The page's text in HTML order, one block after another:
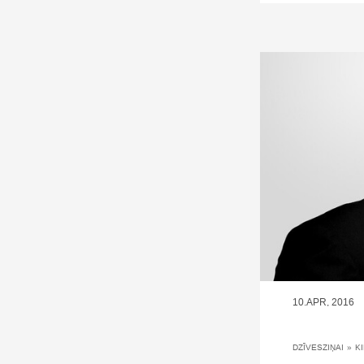
10.APR, 2016
DZĪVESZIŅAI »